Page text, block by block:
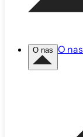
O nas O nas